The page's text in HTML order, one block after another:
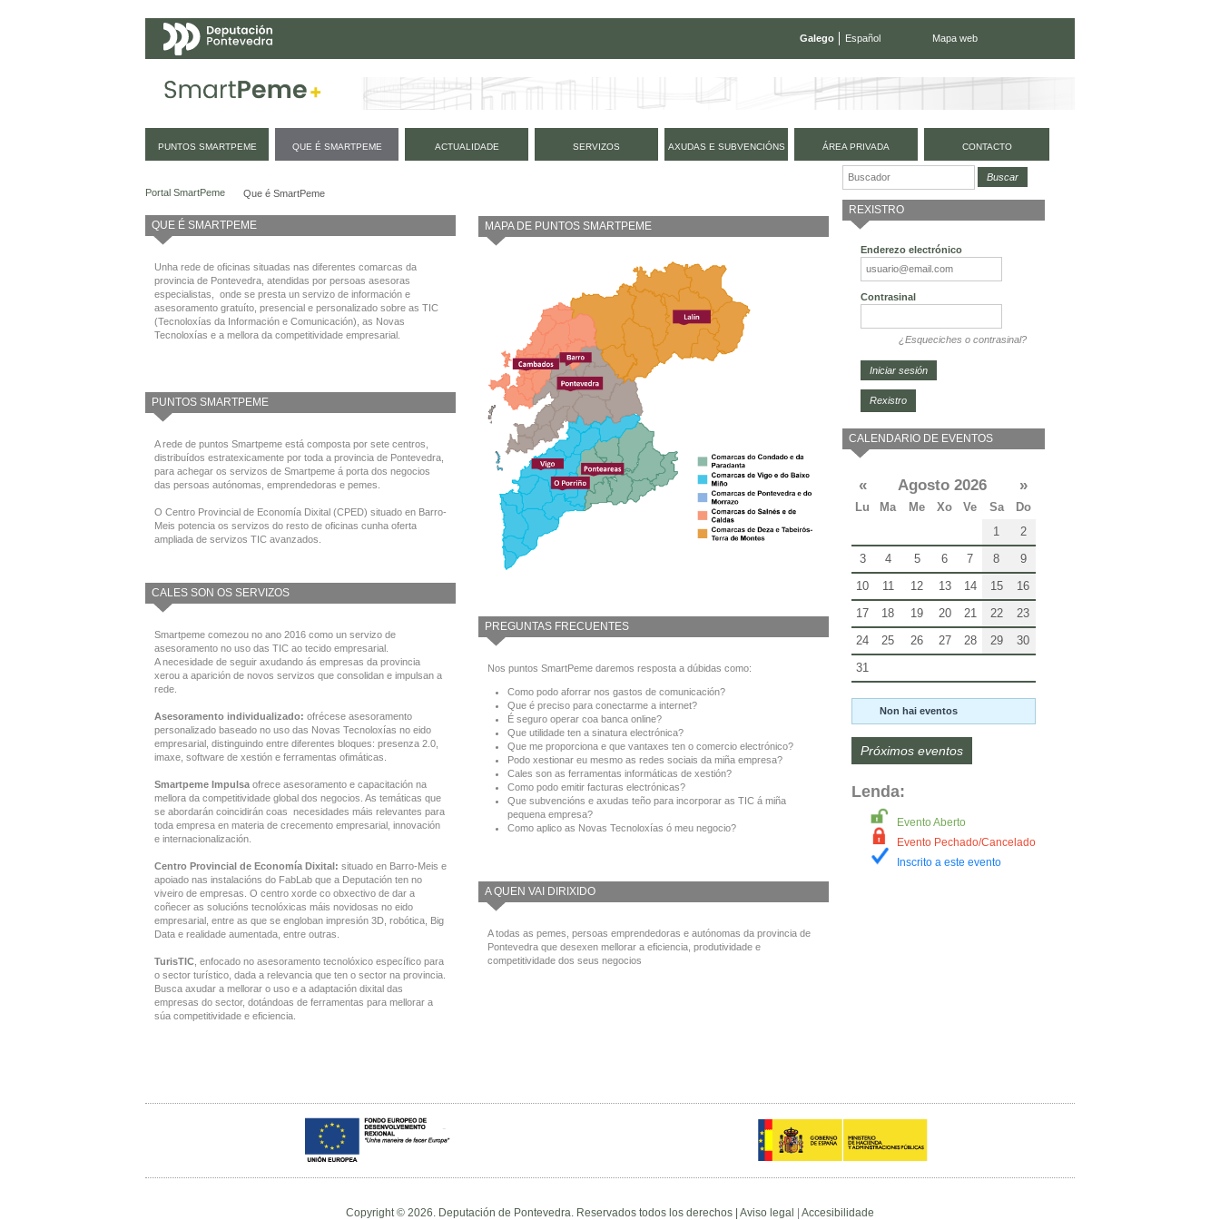
Galego Español Mapa web
PUNTOS SMARTPEME QUE É SMARTPEME ACTUALIDADE SERVIZOS AXUDAS E SUBVENCIÓNS ÁREA PRIVADA CONTACTO
Portal SmartPeme Que é SmartPeme
QUE É SMARTPEME
Unha rede de oficinas situadas nas diferentes comarcas da
provincia de Pontevedra, atendidas por persoas asesoras
especialistas, onde se presta un servizo de información e
asesoramento gratuíto, presencial e personalizado sobre as TIC
(Tecnoloxías da Información e Comunicación), as Novas
Tecnoloxías e a mellora da competitividade empresarial.
PUNTOS SMARTPEME
A rede de puntos Smartpeme está composta por sete centros,
distribuídos estratexicamente por toda a provincia de Pontevedra,
para achegar os servizos de Smartpeme á porta dos negocios
das persoas autónomas, emprendedoras e pemes.
O Centro Provincial de Economía Dixital (CPED) situado en Barro-
Meis potencia os servizos do resto de oficinas cunha oferta
ampliada de servizos TIC avanzados.
CALES SON OS SERVIZOS
Smartpeme comezou no ano 2016 como un servizo de
asesoramento no uso das TIC ao tecido empresarial.
A necesidade de seguir axudando ás empresas da provincia
xerou a aparición de novos servizos que consolidan e impulsan a
rede.
Asesoramento individualizado: ofrécese asesoramento
personalizado baseado no uso das Novas Tecnoloxías no eido
empresarial, distinguindo entre diferentes bloques: presenza 2.0,
imaxe, software de xestión e ferramentas ofimáticas.
Smartpeme Impulsa ofrece asesoramento e capacitación na
mellora da competitividade global dos negocios. As temáticas que
se abordarán coincidirán coas necesidades máis relevantes para
toda empresa en materia de crecemento empresarial, innovación
e internacionalización.
Centro Provincial de Economía Dixital: situado en Barro-Meis e
apoiado nas instalacións do FabLab que a Deputación ten no
viveiro de empresas. O centro xorde co obxectivo de dar a
coñecer as solucións tecnolóxicas máis novidosas no eido
empresarial, entre as que se engloban impresión 3D, robótica, Big
Data e realidade aumentada, entre outras.
TurisTIC , enfocado no asesoramento tecnolóxico específico para
o sector turístico, dada a relevancia que ten o sector na provincia.
Busca axudar a mellorar o uso e a adaptación dixital das
empresas do sector, dotándoas de ferramentas para mellorar a
súa competitividade e eficiencia.
MAPA DE PUNTOS SMARTPEME
PREGUNTAS FRECUENTES
Nos puntos SmartPeme daremos resposta a dúbidas como:
Como podo aforrar nos gastos de comunicación?
Que é preciso para conectarme a internet?
É seguro operar coa banca online?
Que utilidade ten a sinatura electrónica?
Que me proporciona e que vantaxes ten o comercio electrónico?
Podo xestionar eu mesmo as redes sociais da miña empresa?
Cales son as ferramentas informáticas de xestión?
Como podo emitir facturas electrónicas?
Que subvencións e axudas teño para incorporar as TIC á miña
pequena empresa?
Como aplico as Novas Tecnoloxías ó meu negocio?
A QUEN VAI DIRIXIDO
A todas as pemes, persoas emprendedoras e autónomas da provincia de
Pontevedra que desexen mellorar a eficiencia, produtividade e
competitividade dos seus negocios
REXISTRO
Enderezo electrónico
Contrasinal
¿Esqueciches o contrasinal?
Rexistro
CALENDARIO DE EVENTOS
« Agosto 2026 »
Lu Ma Me Xo Ve Sa
Do
1
2
3
4 5 6 7 8
9
10
11 12 13 14 15
16
17
18 19 20 21 22
23
24
25 26 27 28 29
30
31
Non hai eventos
Próximos eventos
Lenda:
Evento Aberto
Evento Pechado/Cancelado
Inscrito a este evento
Copyright © 2026. Deputación de Pontevedra. Reservados todos los derechos | Aviso legal Accesibilidade